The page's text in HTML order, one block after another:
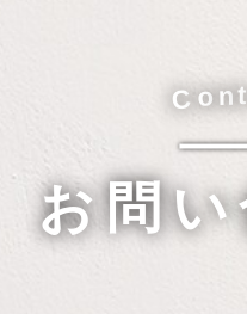
Cont
お問